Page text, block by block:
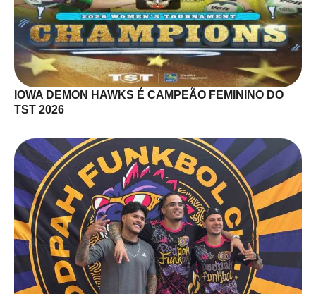
IOWA DEMON HAWKS É CAMPEÃO FEMININO DO
TST 2026